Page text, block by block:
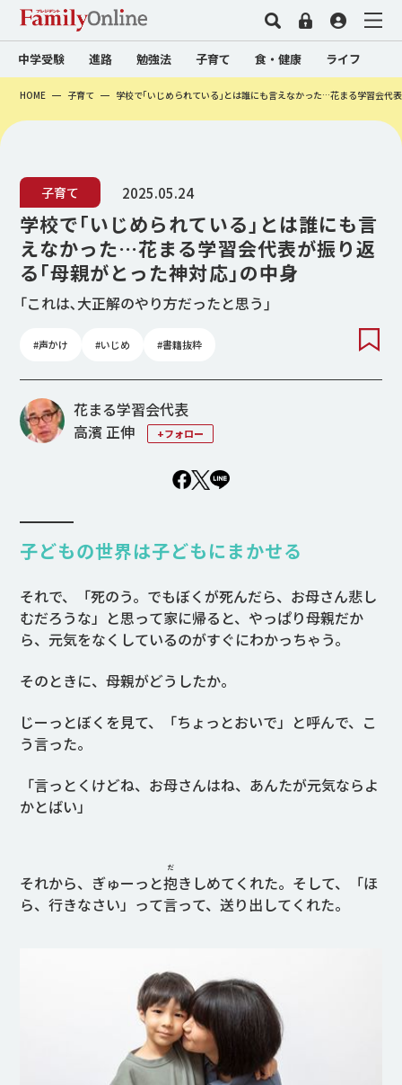
中学受験 進路 勉強法 子育て 食・健康 ライフ
HOME 子育て 学校で｢いじめられている｣とは誰にも言えなかった…花まる学習会代
子育て 2025.05.24
学校で｢いじめられている｣とは誰にも言
えなかった…花まる学習会代表が振り返
る｢母親がとった神対応｣の中身
｢これは､大正解のやり方だったと思う｣
#声かけ #いじめ #書籍抜粋
花まる学習会代表
高濱 正伸
+フォロー
子どもの世界は子どもにまかせる
それで、「死のう。でもぼくが死んだら、お母さん悲し
むだろうな」と思って家に帰ると、やっぱり母親だか
ら、元気をなくしているのがすぐにわかっちゃう。
そのときに、母親がどうしたか。
じーっとぼくを見て、「ちょっとおいで」と呼んで、こ
う言った。
「言っとくけどね、お母さんはね、あんたが元気ならよ
かとばい」
それから、ぎゅーっと抱
だ
きしめてくれた。そして、「ほ
ら、行きなさい」って言って、送り出してくれた。